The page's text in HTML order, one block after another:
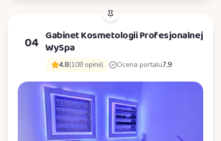
04 Gabinet Kosmetologii Profesjonalnej
WySpa
4,8(108 opinii) Ocena portalu7,9